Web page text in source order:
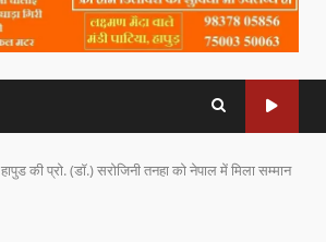
हापुड की प्रो. (डॉ.) सरोजिनी तनहा को नेपाल में मिला सम्मान